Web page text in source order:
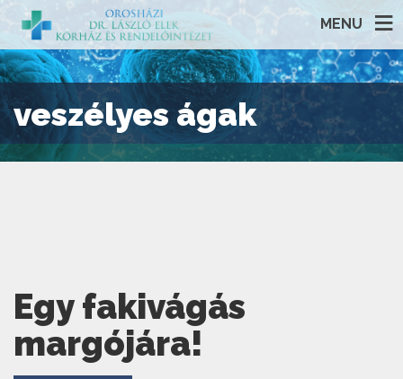
MENU
veszélyes ágak
Egy fakivágás
margójára!